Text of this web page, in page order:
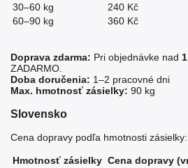
30–60 kg
240 Kč
60–90 kg
360 Kč
Doprava zdarma: Pri objednávke nad
ZADARMO.
Doba doručenia: 1–2 pracovné dni
Max. hmotnosť zásielky: 90 kg
Slovensko
Cena dopravy podľa hmotnosti zásielky:
Hmotnosť zásielky Cena dopravy